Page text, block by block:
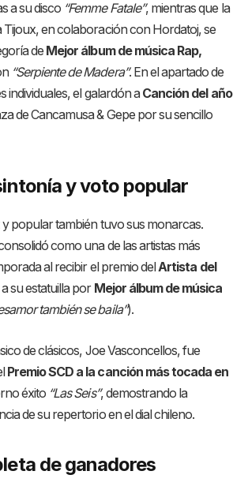
a su disco “Femme Fatale”, mientras que la
Tijoux, en colaboración con Hordatoj, se
de Mejor álbum de música Rap,
“Serpiente de Madera”. En el apartado de
individuales, el galardón a Canción del año
de Cancamusa & Gepe por su sencillo
y voto popular
y popular también tuvo sus monarcas.
como una de las artistas más
al recibir el premio delArtista del
su estatuilla por Mejor álbum de música
también se baila”).
de clásicos, Joe Vasconcellos, fue
Premio SCD a la canción más tocada en
éxito “Las Seis”, demostrando la
de su repertorio en el dial chileno.
de ganadores